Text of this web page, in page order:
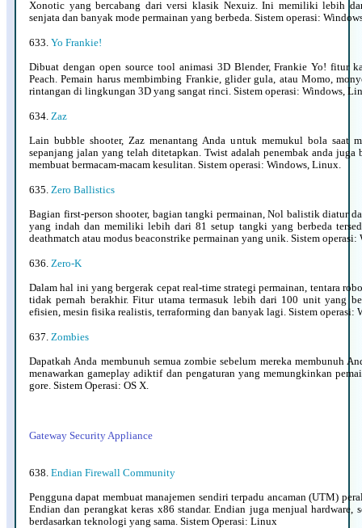
Xonotic yang bercabang dari versi klasik Nexuiz. Ini memiliki lebih
senjata dan banyak mode permainan yang berbeda. Sistem operasi:
633. Yo Frankie!
Dibuat dengan open source tool animasi 3D Blender, Frankie Yo! fitur
Peach. Pemain harus membimbing Frankie, glider gula, atau Momo,
rintangan di lingkungan 3D yang sangat rinci. Sistem operasi: Windows,
634. Zaz
Lain bubble shooter, Zaz menantang Anda untuk memukul bola saat
sepanjang jalan yang telah ditetapkan. Twist adalah penembak anda juga
membuat bermacam-macam kesulitan. Sistem operasi: Windows, Linux.
635. Zero Ballistics
Bagian first-person shooter, bagian tangki permainan, Nol balistik diatur
yang indah dan memiliki lebih dari 81 setup tangki yang berbeda
deathmatch atau modus beaconstrike permainan yang unik. Sistem
636. Zero-K
Dalam hal ini yang bergerak cepat real-time strategi permainan, tentara
tidak pernah berakhir. Fitur utama termasuk lebih dari 100 unit yang
efisien, mesin fisika realistis, terraforming dan banyak lagi. Sistem operasi:
637. Zombies
Dapatkah Anda membunuh semua zombie sebelum mereka membunuh
menawarkan gameplay adiktif dan pengaturan yang memungkinkan
gore. Sistem Operasi: OS X.
Gateway Security Appliance
638. Endian Firewall Community
Pengguna dapat membuat manajemen sendiri terpadu ancaman (UTM)
Endian dan perangkat keras x86 standar. Endian juga menjual hardware,
berdasarkan teknologi yang sama. Sistem Operasi: Linux